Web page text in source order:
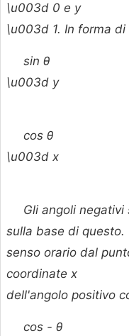
\u003d 0 e y
\u003d 1. In forma di
sin θ
\u003d y
cos θ
\u003d x
Gli angoli
sulla base di questo.
senso orario dal
coordinate x
dell'angolo positivo
cos - θ